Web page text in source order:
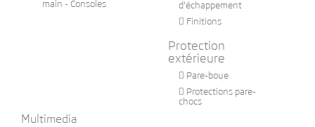
main - Consoles
d'échappement
 Finitions
Protection
extérieure
 Pare-boue
 Protections pare-
chocs
Multimedia